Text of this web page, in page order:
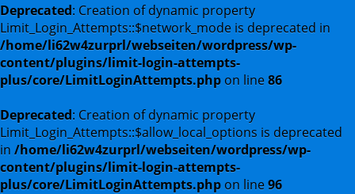
Deprecated: Creation of dynamic property
Limit_Login_Attempts::$network_mode is deprecated in
/home/li62w4zurprl/webseiten/wordpress/wp-
content/plugins/limit-login-attempts-
plus/core/LimitLoginAttempts.php on line86
Deprecated: Creation of dynamic property
Limit_Login_Attempts::$allow_local_options is deprecated
in /home/li62w4zurprl/webseiten/wordpress/wp-
content/plugins/limit-login-attempts-
plus/core/LimitLoginAttempts.php on line96